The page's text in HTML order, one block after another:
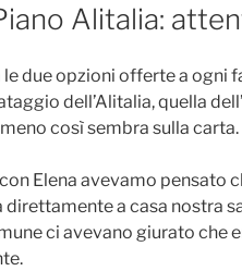
Alitalia:
le due opzioni offerte a ogni
dell’Alitalia, quella
così sembra sulla carta.
Elena avevamo pensato
a casa nostra
ci avevano giurato che